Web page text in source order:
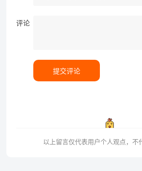
评论
提交评论
以上留言仅代表用户个人观点，不